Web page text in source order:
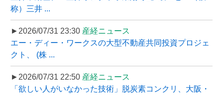
称）三井 ...
►2026/07/31 23:30 産経ニュース
エー・ディー・ワークスの大型不動産共同投資プロジェ
クト、 (株 ...
►2026/07/31 22:50 産経ニュース
「欲しい人がいなかった技術」脱炭素コンクリ、大阪・